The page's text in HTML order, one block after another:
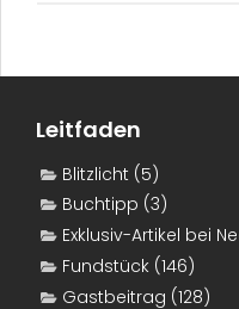
Leitfaden
Blitzlicht (5)
Buchtipp (3)
Exklusiv-Artikel bei
Fundstück (146)
Gastbeitrag (128)